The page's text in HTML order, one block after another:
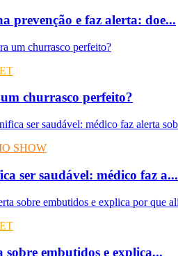
prevenção e faz alerta: doe...
churrasco perfeito?
SHOW
ser saudável: médico faz a...
sobre embutidos e explica...